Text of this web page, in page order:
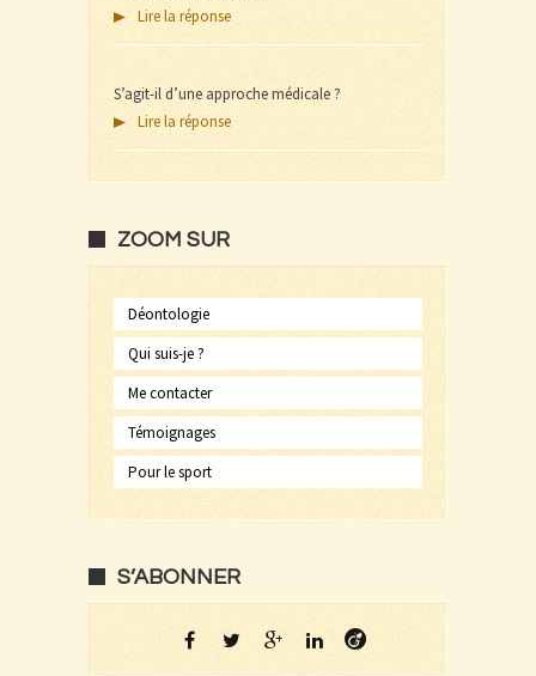
Lire la réponse
S’agit-il d’une approche médicale ?
Lire la réponse
ZOOM SUR
Déontologie
Qui suis-je ?
Me contacter
Témoignages
Pour le sport
S’ABONNER